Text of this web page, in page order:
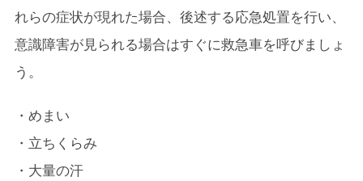
れらの症状が現れた場合、後述する応急処置を行い、
意識障害が見られる場合はすぐに救急車を呼びましょ
う。
・めまい
・立ちくらみ
・大量の汗